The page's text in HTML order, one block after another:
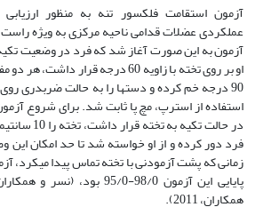
آزمون استقامت فلکسور تنه به منظور
عملکردی عضلات قدامی ناحیه مرکزی به ویژه
آزمون به این صورت آغاز ­شد که فرد در وضعیت
او بر روی تخته با زاویه 60 درجه قرار
90 درجه خم کرده و دست­ها را به حالت ضربدری
استفاده از استرپ، مچ پا ثابت ­شد. برای شروع
در حالت تکیه
فرد دور کرده و از او خواسته ­شد تا حد امکان این
زمانی که پشت آزمودنی با تخته تماس پیدا می­کرد،
همکاران، 2011).